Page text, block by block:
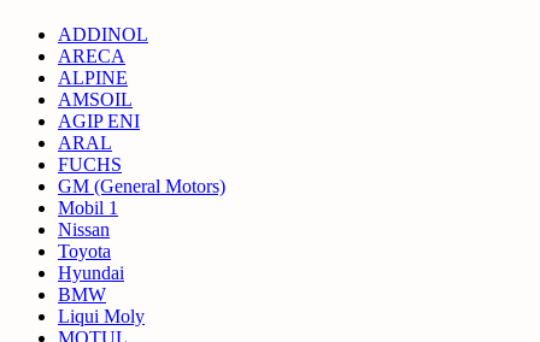
ADDINOL
ARECA
ALPINE
AMSOIL
AGIP ENI
ARAL
FUCHS
GM (General Motors)
Mobil 1
Nissan
Toyota
Hyundai
BMW
Liqui Moly
MOTUL